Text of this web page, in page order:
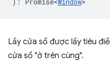
Lấy cửa sổ được lấy tiêu
cửa sổ "ở trên cùng".